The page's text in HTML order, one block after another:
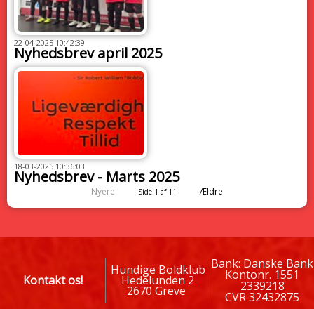
22-04-2025 10:42:39
Nyhedsbrev april 2025
18-03-2025 10:36:03
Nyhedsbrev - Marts 2025
Nyere Side 1 af 11 Ældre
Kontakt os!
Hundige Boldklub
Hedelunden 2
2670 Greve
Bank: Danske Bank
Kontonr. 1551
2339218
CVR 32432875